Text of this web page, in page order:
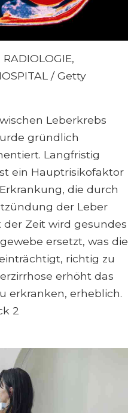
RADIOLOGIE,
/ Getty
Leberkrebs
gründlich
Langfristig
ein Hauptrisikofaktor
die durch
der Leber
Zeit wird gesundes
ersetzt, was die
richtig zu
erhöht das
erkranken, erheblich.
2